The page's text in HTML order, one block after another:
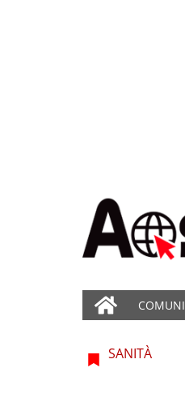
COMUNI
SANITÀ